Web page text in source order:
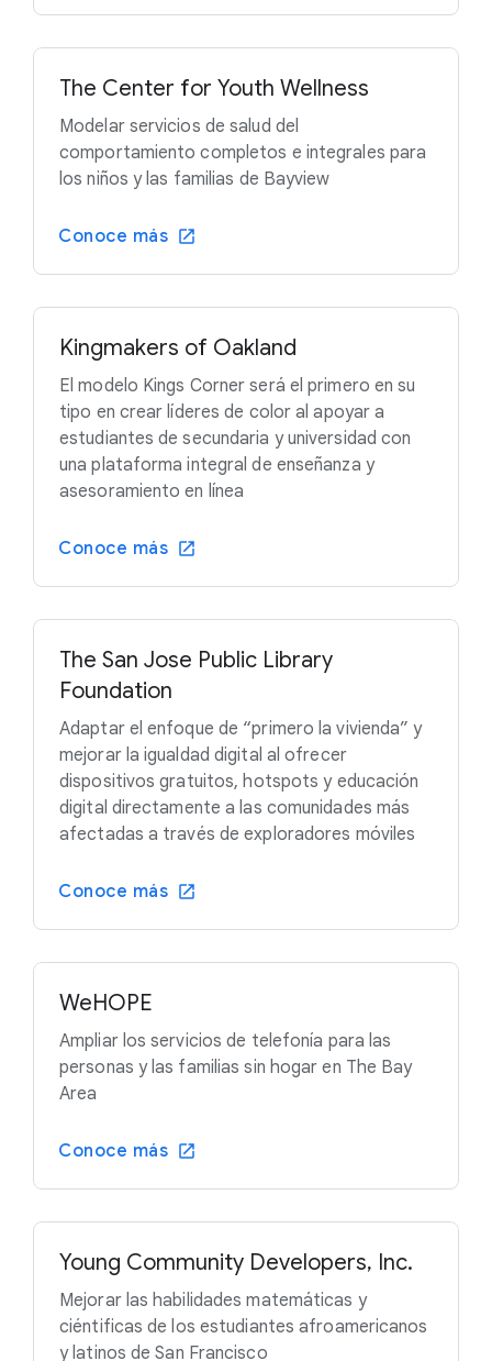
The Center for Youth Wellness
Modelar servicios de salud del
comportamiento completos e integrales para
los niños y las familias de Bayview
Conoce más
Kingmakers of Oakland
El modelo Kings Corner será el primero en su
tipo en crear líderes de color al apoyar a
estudiantes de secundaria y universidad con
una plataforma integral de enseñanza y
asesoramiento en línea
Conoce más
The San Jose Public Library
Foundation
Adaptar el enfoque de “primero la vivienda” y
mejorar la igualdad digital al ofrecer
dispositivos gratuitos, hotspots y educación
digital directamente a las comunidades más
afectadas a través de exploradores móviles
Conoce más
WeHOPE
Ampliar los servicios de telefonía para las
personas y las familias sin hogar en The Bay
Area
Conoce más
Young Community Developers, Inc.
Mejorar las habilidades matemáticas y
ciéntificas de los estudiantes afroamericanos
y latinos de San Francisco